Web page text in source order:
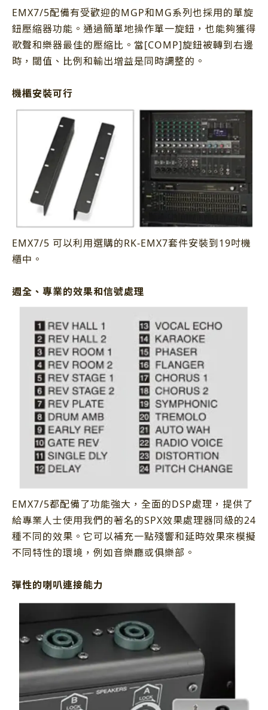
EMX7/5配備有受歡迎的MGP和MG系列也採用的單旋
鈕壓縮器功能。通過簡單地操作單一旋鈕，也能夠獲得
歌聲和樂器最佳的壓縮比。當[COMP]旋鈕被轉到右邊
時，閾值、比例和輸出增益是同時調整的。
機櫃安裝可行
EMX7/5 可以利用選購的RK-EMX7套件安裝到19吋機
櫃中。
週全、專業的效果和信號處理
EMX7/5都配備了功能強大，全面的DSP處理，提供了
給專業人士使用我們的著名的SPX效果處理器同級的24
種不同的效果。它可以補充一點殘響和延時效果來模擬
不同特性的環境，例如音樂廳或俱樂部。
彈性的喇叭連接能力